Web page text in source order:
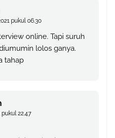
pukul 06.30
online. Tapi suruh
lolos ganya.
tahap
22.47